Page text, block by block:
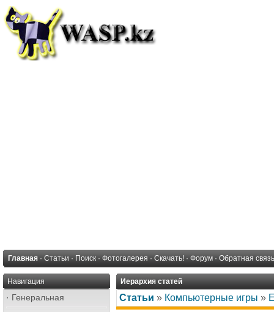
Главная · Статьи · Поиск · Фотогалерея · Скачать! · Форум · Обратная связь
Навигация
· Генеральная
Иерархия статей
Статьи » Компьютерные игры »